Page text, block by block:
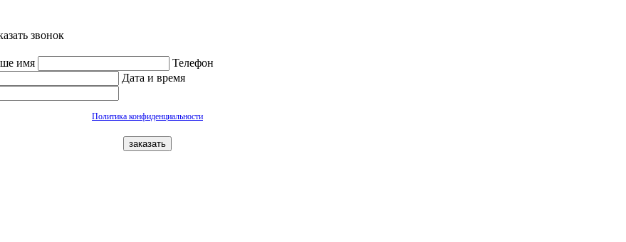
звонок
имя
Телефон
Дата и время
Политика конфиденциальности
заказать